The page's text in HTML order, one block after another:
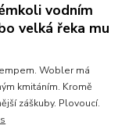
vodním
velká řeka mu
Wobler má
kmitáním. Kromě
záškuby. Plovoucí.